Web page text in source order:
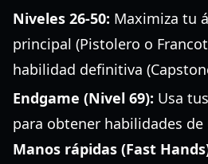
Niveles 26-50: Maximiza tu
principal (Pistolero o
habilidad definitiva
Endgame (Nivel 69): Usa
para obtener habilidades
Manos rápidas (Fast